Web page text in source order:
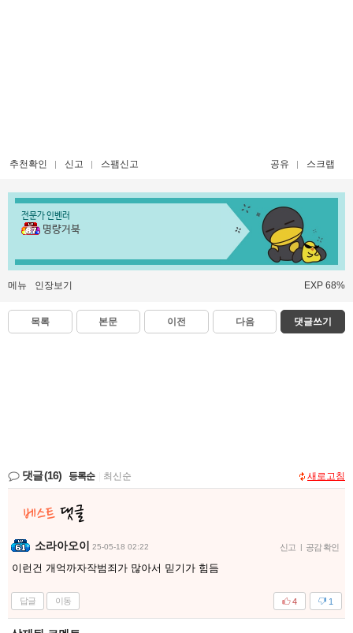
추천확인 신고 스팸신고 공유 스크랩
전문가 인벤러
명량거북
메뉴 인장보기 EXP 68%
목록 본문 이전 다음 댓글쓰기
댓글(16) 등록순 최신순 새로고침
소라아오이 25-05-18 02:22 신고 | 공감 확인
이런건 개억까자작범죄가 많아서 믿기가 힘듬
답글 이동 1
4